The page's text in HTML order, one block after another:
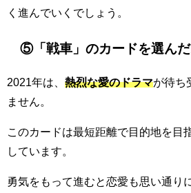
く進んでいくでしょう。
⑤「戦車」のカードを選ん
2021年は、 熱烈な愛のドラマが待ち
ません。
このカードは最短距離で目的地を目
しています。
勇気をもって進むと恋愛も思い通り